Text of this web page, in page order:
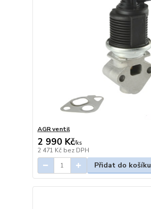
AGR ventil
2 990 Kč/ks
2 471 Kč bez DPH
Přidat do košíku